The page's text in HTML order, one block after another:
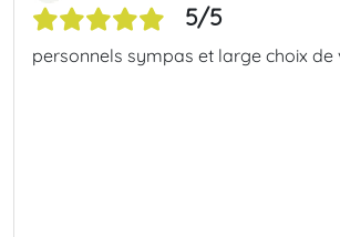
5/5
personnels sympas et large choix de